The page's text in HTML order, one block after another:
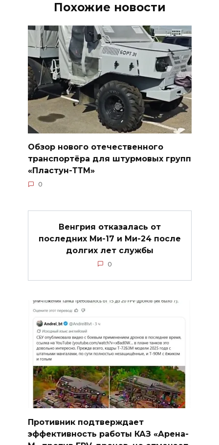
Похожие новости
Обзор нового отечественного
транспортёра для штурмовых групп
«Пластун-ТТМ»
0
Венгрия отказалась от
последних Ми-17 и Ми-24 после
долгих лет службы
0
Противник подтверждает
эффективность работы КАЗ «Арена-